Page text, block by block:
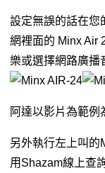
設定無誤的話在您
網裡面的 Minx Air
樂或選擇網路廣播
阿達以影片為範例
另外執行左上叫的
用Shazam線上查